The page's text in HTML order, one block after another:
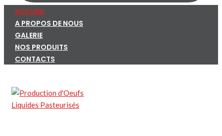
ACCUEIL
A PROPOS DE NOUS
GALERIE
NOS PRODUITS
CONTACTS